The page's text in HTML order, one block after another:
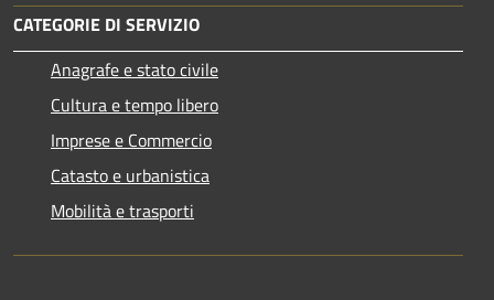
CATEGORIE DI SERVIZIO
Anagrafe e stato civile
Cultura e tempo libero
Imprese e Commercio
Catasto e urbanistica
Mobilità e trasporti